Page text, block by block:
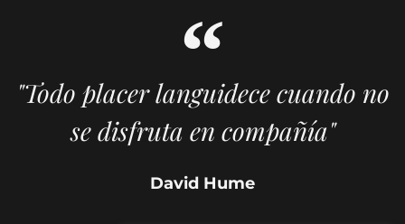
"Todo placer languidece cuando no
se disfruta en compañía"
David Hume